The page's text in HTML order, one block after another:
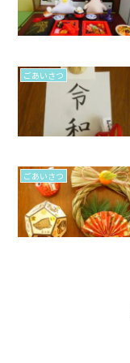
ごあいさつ
ごあいさつ